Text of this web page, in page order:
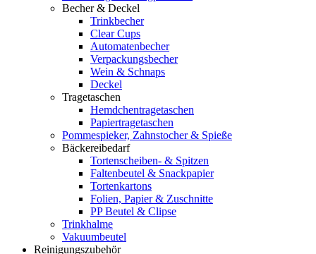
Becher & Deckel
Trinkbecher
Clear Cups
Automatenbecher
Verpackungsbecher
Wein & Schnaps
Deckel
Tragetaschen
Hemdchentragetaschen
Papiertragetaschen
Pommespieker, Zahnstocher & Spieße
Bäckereibedarf
Tortenscheiben- & Spitzen
Faltenbeutel & Snackpapier
Tortenkartons
Folien, Papier & Zuschnitte
PP Beutel & Clipse
Trinkhalme
Vakuumbeutel
Reinigungszubehör